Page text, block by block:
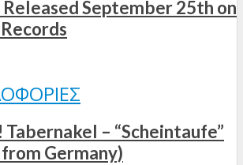
Released September 25th on
Tabernakel – “Scheintaufe”
Germany)